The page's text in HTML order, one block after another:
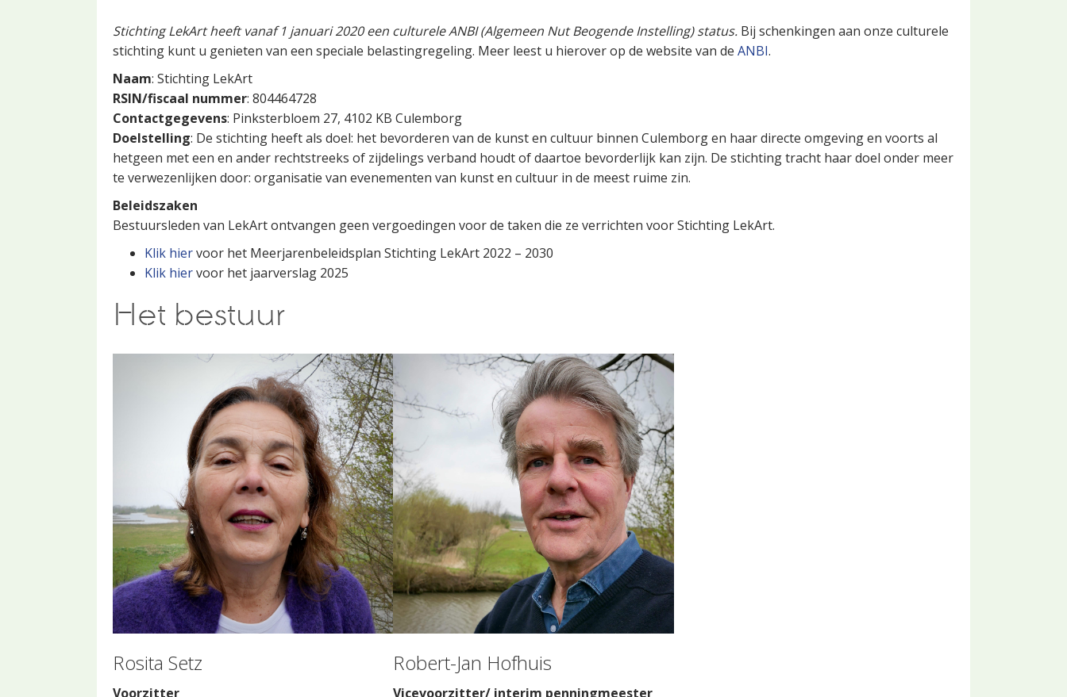
Stichting LekArt heeft vanaf 1 januari 2020 een culturele ANBI (Algemeen Nut Beogende Instelling) status. Bij schenkingen aan onze culturele
stichting kunt u genieten van een speciale belastingregeling. Meer leest u hierover op de website van de ANBI.
Naam: Stichting LekArt
RSIN/fiscaal nummer: 804464728
Contactgegevens: Pinksterbloem 27, 4102 KB Culemborg
Doelstelling: De stichting heeft als doel: het bevorderen van de kunst en cultuur binnen Culemborg en haar directe omgeving en voorts al
hetgeen met een en ander rechtstreeks of zijdelings verband houdt of daartoe bevorderlijk kan zijn. De stichting tracht haar doel onder meer
te verwezenlijken door: organisatie van evenementen van kunst en cultuur in de meest ruime zin.
Beleidszaken
Bestuursleden van LekArt ontvangen geen vergoedingen voor de taken die ze verrichten voor Stichting LekArt.
Klik hiervoor het Meerjarenbeleidsplan Stichting LekArt 2022 – 2030
Klik hiervoor het jaarverslag 2025
Het bestuur
Rosita Setz
Voorzitter
Robert-Jan Hofhuis
Vicevoorzitter/ interim penningmeester